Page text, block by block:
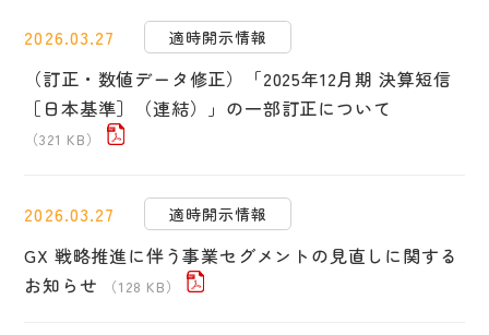
2026.03.27 適時開示情報
（訂正・数値データ修正）「2025年12月期 決算短信
［日本基準］（連結）」の一部訂正について
（321 KB）
2026.03.27 適時開示情報
GX 戦略推進に伴う事業セグメントの見直しに関する
お知らせ
（128 KB）